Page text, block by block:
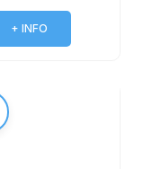
+ INFO